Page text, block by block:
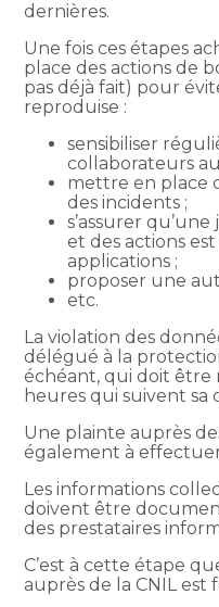
dernières.
Une fois ces étapes
place des actions de
pas déjà fait) pour
reproduise :
sensibiliser
collaborateurs
mettre en place
des incidents ;
s’assurer
et des actions
applications ;
proposer une
etc.
La violation des
délégué à la
échéant, qui doit être
heures qui suivent sa
Une plainte auprès
également à
Les informations
doivent être
des prestataires
C’est à cette étape
auprès de la CNIL est